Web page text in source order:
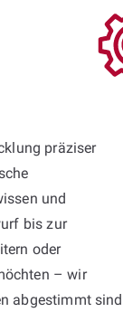
präziser
und
bis zur
oder
– wir
abgestimmt sind